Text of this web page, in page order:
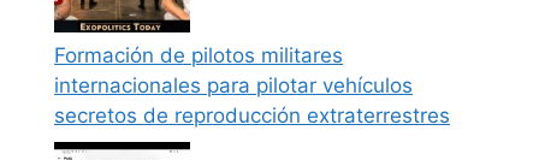
Formación de pilotos militares
internacionales para pilotar vehículos
secretos de reproducción extraterrestres